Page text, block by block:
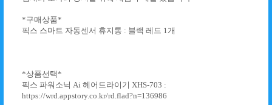
*구매상품*
픽스 스마트 자동센서 휴지통 : 블랙 레드 1개
*상품선택*
픽스 파워소닉 Ai 헤어드라이기 XHS-703 :
https://wrd.appstory.co.kr/rd.flad?n=136986